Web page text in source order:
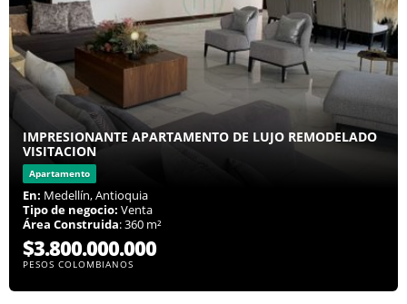
IMPRESIONANTE APARTAMENTO DE LUJO REMODELADO
VISITACION
Apartamento
En: Medellín, Antioquia
Tipo de negocio: Venta
Área Construida: 360 m²
$3.800.000.000
PESOS COLOMBIANOS